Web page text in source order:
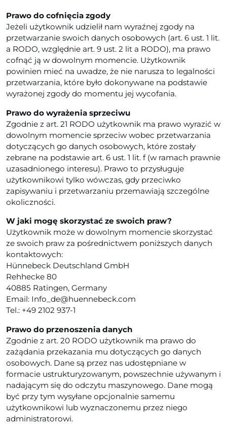
Prawo do cofnięcia zgody
Jeżeli użytkownik udzielił nam wyraźnej zgody na
przetwarzanie swoich danych osobowych (art. 6 ust. 1 lit.
a RODO, względnie art. 9 ust. 2 lit a RODO), ma prawo
cofnąć ją w dowolnym momencie. Użytkownik
powinien mieć na uwadze, że nie narusza to legalności
przetwarzania, które było dokonywane na podstawie
wyrażonej zgody do momentu jej wycofania.
Prawo do wyrażenia sprzeciwu
Zgodnie z art. 21 RODO użytkownik ma prawo wyrazić w
dowolnym momencie sprzeciw wobec przetwarzania
dotyczących go danych osobowych, które zostały
zebrane na podstawie art. 6 ust. 1 lit. f (w ramach prawnie
uzasadnionego interesu). Prawo to przysługuje
użytkownikowi tylko wówczas, gdy przeciwko
zapisywaniu i przetwarzaniu przemawiają szczególne
okoliczności.
W jaki mogę skorzystać ze swoich praw?
Użytkownik może w dowolnym momencie skorzystać
ze swoich praw za pośrednictwem poniższych danych
kontaktowych:
Hünnebeck Deutschland GmbH
Rehhecke 80
40885 Ratingen, Germany
Email: Info_de@huennebeck.com
Tel.: +49 2102 937-1
Prawo do przenoszenia danych
Zgodnie z art. 20 RODO użytkownik ma prawo do
zażądania przekazania mu dotyczących go danych
osobowych. Dane są przez nas udostępniane w
formacie ustrukturyzowanym, powszechnie używanym i
nadającym się do odczytu maszynowego. Dane mogą
być przy tym wysyłane opcjonalnie samemu
użytkownikowi lub wyznaczonemu przez niego
administratorowi.